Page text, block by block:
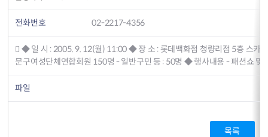
전화번호 02-2217-4356
 ◆ 일 시 : 2005. 9. 12(월) 11:00 ◆ 장 소 : 롯데백화점 청량리점 5층 스카
문구여성단체연합회원 150명 - 일반구민 등 : 50명 ◆ 행사내용 - 패션쇼 및
파일
목록